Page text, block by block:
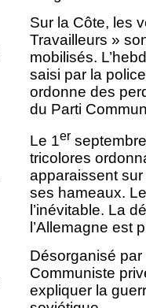
Sur la Côte, les
Travailleurs »
mobilisés.
saisi par la
ordonne des
du Parti
Le 1er
tricolores
apparaissent
ses hameaux.
l’inévitable. La
l’Allemagne est
Désorganisé
Communiste
expliquer la